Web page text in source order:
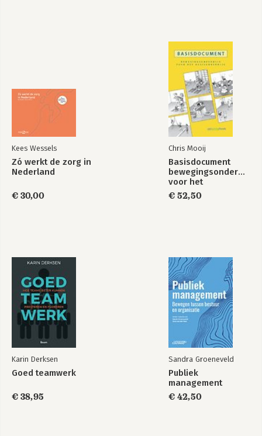
Kees Wessels
Zó werkt de zorg in
Nederland
€ 30,00
Chris Mooij
Basisdocument
bewegingsonderwijs
voor het
basisonderwijs
€ 52,50
Karin Derksen
Goed teamwerk
€ 38,95
Sandra Groeneveld
Publiek
management
€ 42,50